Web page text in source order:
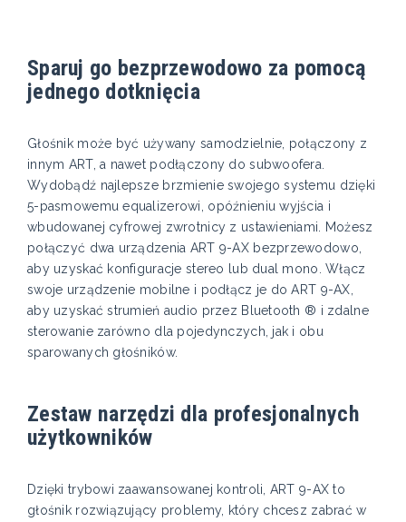
Sparuj go bezprzewodowo za pomocą
jednego dotknięcia
Głośnik może być używany samodzielnie, połączony z
innym ART, a nawet podłączony do subwoofera.
Wydobądź najlepsze brzmienie swojego systemu dzięki
5-pasmowemu equalizerowi, opóźnieniu wyjścia i
wbudowanej cyfrowej zwrotnicy z ustawieniami. Możesz
połączyć dwa urządzenia ART 9-AX bezprzewodowo,
aby uzyskać konfiguracje stereo lub dual mono. Włącz
swoje urządzenie mobilne i podłącz je do ART 9-AX,
aby uzyskać strumień audio przez Bluetooth ® i zdalne
sterowanie zarówno dla pojedynczych, jak i obu
sparowanych głośników.
Zestaw narzędzi dla profesjonalnych
użytkowników
Dzięki trybowi zaawansowanej kontroli, ART 9-AX to
głośnik rozwiązujący problemy, który chcesz zabrać w